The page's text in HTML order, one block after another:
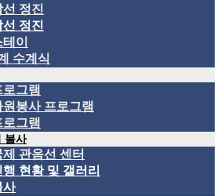
정진
정진
이
수계식
그램
원봉사 프로그램
그램
불사
관음선 센터
현황 및 갤러리
사